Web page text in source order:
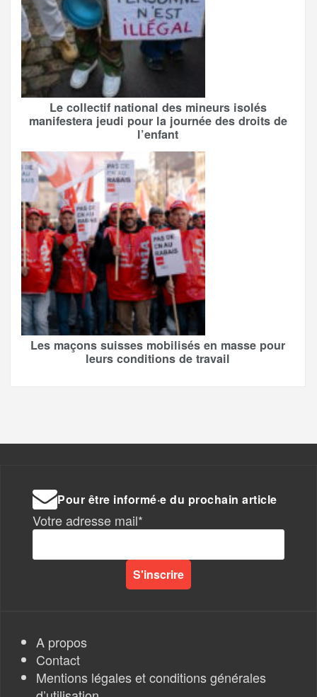
Le collectif national des mineurs isolés
manifestera jeudi pour la journée des droits de
l’enfant
Les maçons suisses mobilisés en masse pour
leurs conditions de travail
Pour être informé·e du prochain article
Votre adresse mail*
A propos
Contact
Mentions légales et conditions générales